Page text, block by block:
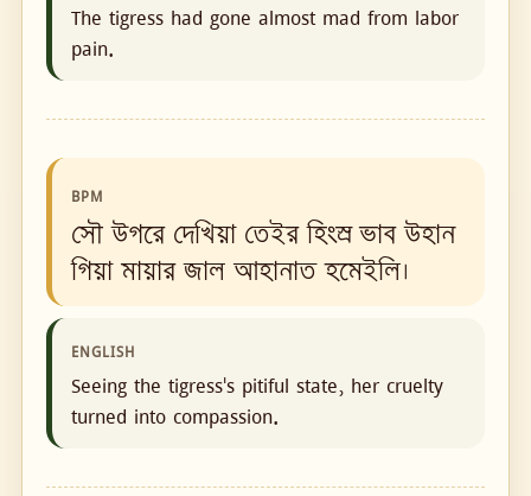
The tigress had gone almost mad from labor
pain.
BPM
সৌ উগরে দেখিয়া তেইর হিংস্র ভাব উহান
গিয়া মায়ার জাল আহানাত হমেইলি।
ENGLISH
Seeing the tigress's pitiful state, her cruelty
turned into compassion.